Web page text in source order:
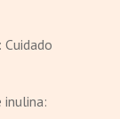
inulina: